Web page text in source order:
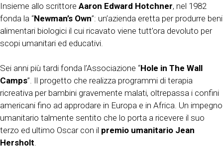
Insieme allo scrittore Aaron Edward Hotchner, nel 1982
fonda la “Newman’s Own”: un’azienda eretta per produrre beni
alimentari biologici il cui ricavato viene tutt’ora devoluto per
scopi umanitari ed educativi.
Sei anni più tardi fonda l’Associazione “Hole in The Wall
Camps”. Il progetto che realizza programmi di terapia
ricreativa per bambini gravemente malati, oltrepassa i confini
americani fino ad approdare in Europa e in Africa. Un impegno
umanitario talmente sentito che lo porta a ricevere il suo
terzo ed ultimo Oscar con il premio umanitario Jean
Hersholt.